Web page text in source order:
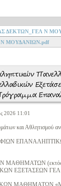
ΔΕΚΤΩΝ_ΓΕΛ Ν
ΜΟΥΔΑΝΙΩΝ.pdf
2026 11:01
και Αθλητισμού
ΜΑΘΗΜΑΤΩΝ (εκτός
ΕΞΕΤΑΣΕΩΝ ΓΕΛ
ΜΑΘΗΜΑΤΩΝ